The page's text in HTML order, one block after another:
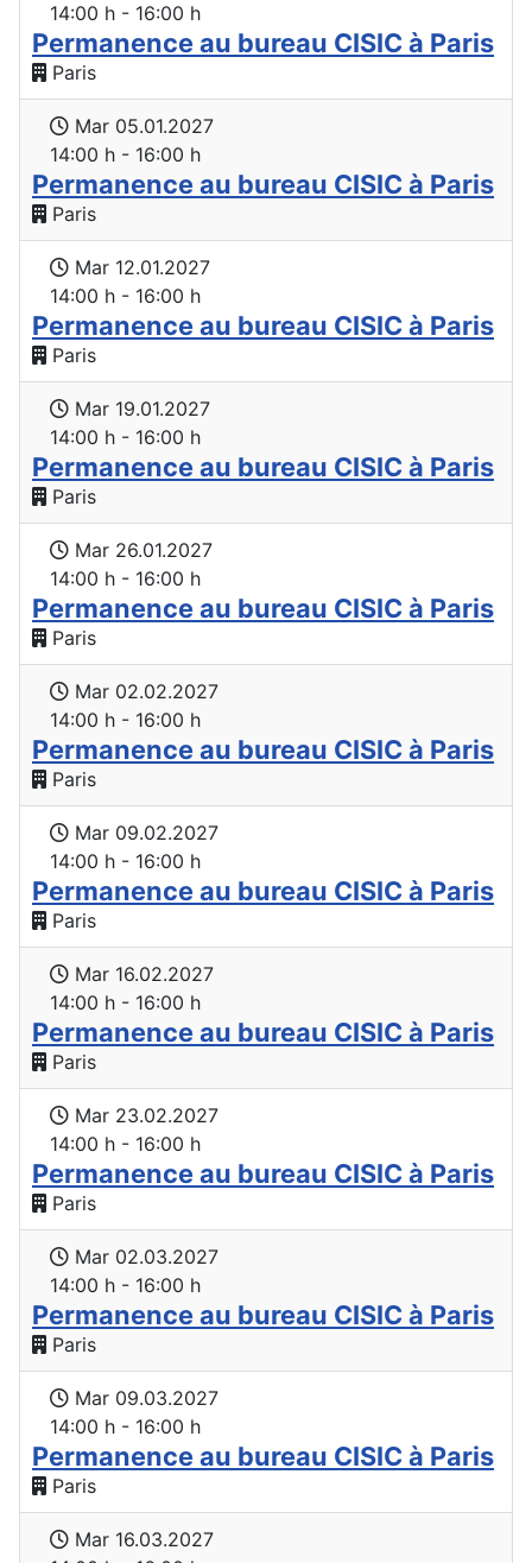
14:00 h - 16:00 h
Permanence au bureau CISIC à Paris
Paris
Mar 05.01.2027
14:00 h - 16:00 h
Permanence au bureau CISIC à Paris
Paris
Mar 12.01.2027
14:00 h - 16:00 h
Permanence au bureau CISIC à Paris
Paris
Mar 19.01.2027
14:00 h - 16:00 h
Permanence au bureau CISIC à Paris
Paris
Mar 26.01.2027
14:00 h - 16:00 h
Permanence au bureau CISIC à Paris
Paris
Mar 02.02.2027
14:00 h - 16:00 h
Permanence au bureau CISIC à Paris
Paris
Mar 09.02.2027
14:00 h - 16:00 h
Permanence au bureau CISIC à Paris
Paris
Mar 16.02.2027
14:00 h - 16:00 h
Permanence au bureau CISIC à Paris
Paris
Mar 23.02.2027
14:00 h - 16:00 h
Permanence au bureau CISIC à Paris
Paris
Mar 02.03.2027
14:00 h - 16:00 h
Permanence au bureau CISIC à Paris
Paris
Mar 09.03.2027
14:00 h - 16:00 h
Permanence au bureau CISIC à Paris
Paris
Mar 16.03.2027